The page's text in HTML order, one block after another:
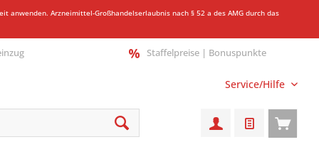
anwenden. Arzneimittel-Großhandelserlaubnis nach § 52 a des AMG durch das
Staffelpreise | Bonuspunkte
Service/Hilfe